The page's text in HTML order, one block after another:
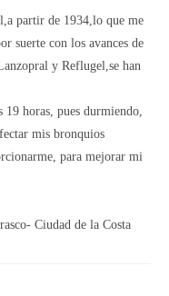
partir de 1934,lo que me
suerte con los avances de
y Reflugel,se han
horas, pues durmiendo,
mis bronquios
para mejorar mi
Ciudad de la Costa